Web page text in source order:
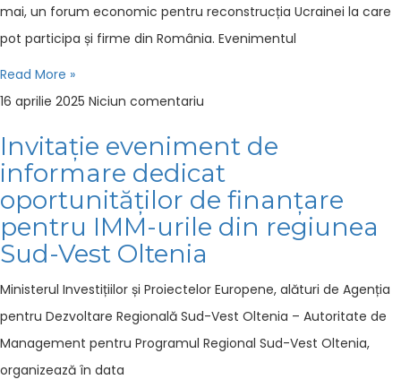
mai, un forum economic pentru reconstrucția Ucrainei la care
pot participa și firme din România. Evenimentul
Read More »
16 aprilie 2025 Niciun comentariu
Invitație eveniment de
informare dedicat
oportunităților de finanțare
pentru IMM-urile din regiunea
Sud-Vest Oltenia
Ministerul Investițiilor și Proiectelor Europene, alături de Agenția
pentru Dezvoltare Regională Sud-Vest Oltenia – Autoritate de
Management pentru Programul Regional Sud-Vest Oltenia,
organizează în data